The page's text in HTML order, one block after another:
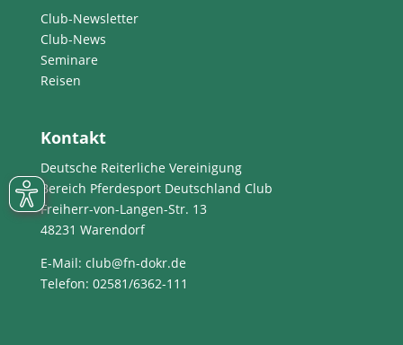
Club-Newsletter
Club-News
Seminare
Reisen
Kontakt
Deutsche Reiterliche Vereinigung
Bereich Pferdesport Deutschland Club
Freiherr-von-Langen-Str. 13
48231 Warendorf
E-Mail: club@fn-dokr.de
Telefon: 02581/6362-111